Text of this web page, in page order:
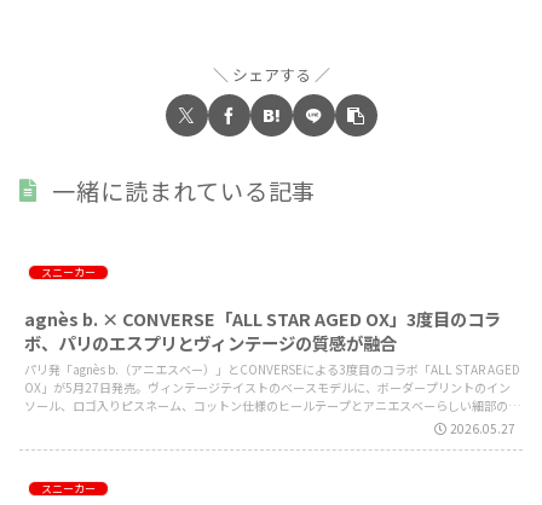
シェアする
一緒に読まれている記事
スニーカー
agnès b. × CONVERSE「ALL STAR AGED OX」3度目のコラ
ボ、パリのエスプリとヴィンテージの質感が融合
パリ発「agnès b.（アニエスベー）」とCONVERSEによる3度目のコラボ「ALL STAR AGED
OX」が5月27日発売。ヴィンテージテイストのベースモデルに、ボーダープリントのイン
ソール、ロゴ入りピスネーム、コットン仕様のヒールテープとアニエスベーらしい細部のこ
2026.05.27
スニーカー